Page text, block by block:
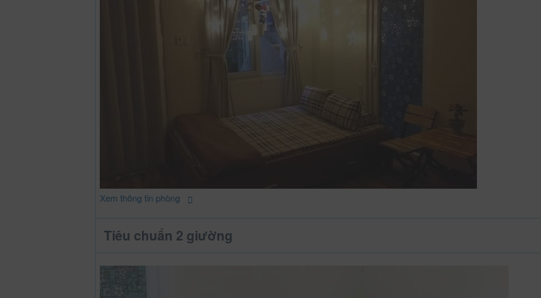
Xem thông tin phòng
Tiêu chuẩn 2 giường